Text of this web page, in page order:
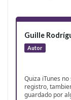
Guille
Autor
Quiza iTunes
registro,
guardado por